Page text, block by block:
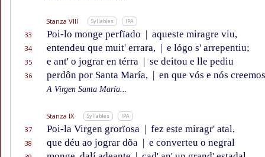
Stanza VIII Syllables IPA
33 Poi-lo monge perfïado | aqueste miragre viu,
34 entendeu que muit' errara, | e lógo s' arrepentiu;
35 e ant' o jograr en térra | se deitou e lle pediu
36 perdôn por Santa María, | en que vós e nós
A Virgen Santa María...
Stanza IX Syllables IPA
37 Poi-la Virgen grorïosa | fez este miragr' atal,
38 que déu ao jograr dõa | e converteu o negral